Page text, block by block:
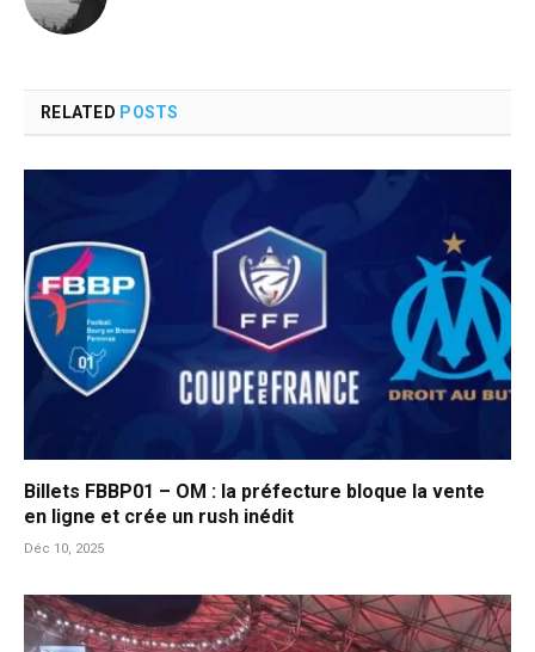
RELATED POSTS
Billets FBBP01 – OM : la préfecture bloque la vente
en ligne et crée un rush inédit
Déc 10, 2025